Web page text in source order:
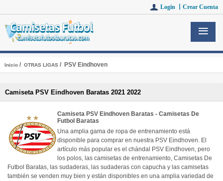
Login 丨 Crear Cuenta
Inicio/ OTRAS LIGAS/ PSV Eindhoven
Camiseta PSV Eindhoven Baratas 2021 2022
Camiseta PSV Eindhoven Baratas - Camisetas De
Futbol Baratas
Una amplia gama de ropa de entrenamiento está
disponible para comprar en nuestra PSV Eindhoven. El
artículo más popular es el chándal PSV Eindhoven, pero
los polos, las camisetas de entrenamiento, Camisetas De
Futbol Baratas, las sudaderas, las sudaderas con capucha y las camisetas
también se venden muy bien y están disponibles en una amplia variedad de